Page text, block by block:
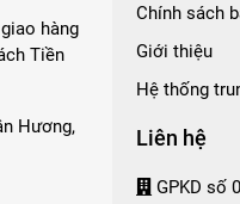
hàng
Tiền
Hương,
Chính sách
Giới thiệu
Hệ thống
Liên hệ
GPKD số